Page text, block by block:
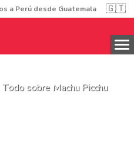
a Perú desde Guatemala 🇬🇹
Todo sobre Machu Picchu